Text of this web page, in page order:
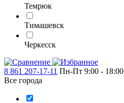
Темрюк
Тимашевск
Черкесск
8 861 207-17-11 Пн-Пт 9:00 - 18:00
Все города